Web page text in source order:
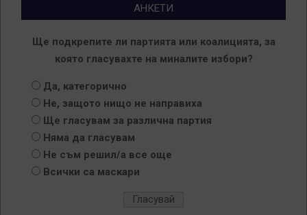
АНКЕТИ
Ще подкрепите ли партията или коалицията, за
която гласувахте на миналите избори?
Да, категорично
Не, защото нищо не направиха
Ще гласувам за различна партия
Няма да гласувам
Не съм решил/а все още
Всички са маскари